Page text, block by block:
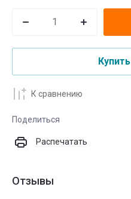
К сравнению
Поделиться
Распечатать
Отзывы